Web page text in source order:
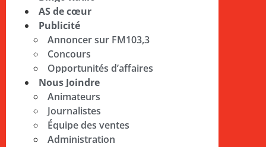
AS de cœur
Publicité
Annoncer sur FM103,3
Concours
Opportunités d’affaires
Nous Joindre
Animateurs
Journalistes
Équipe des ventes
Administration